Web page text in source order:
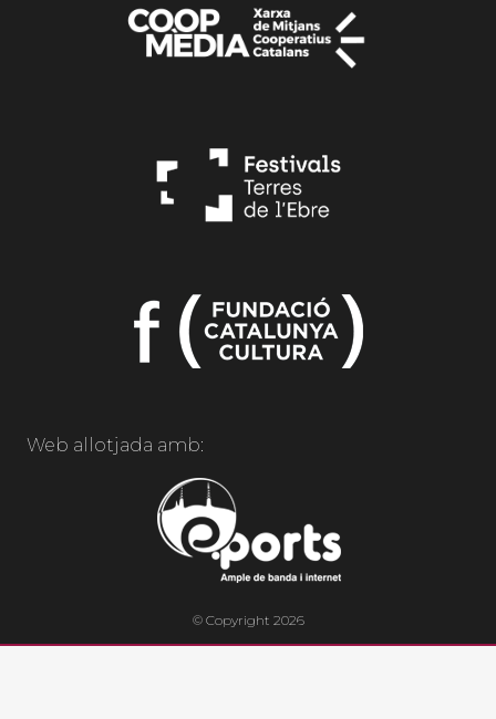
Web allotjada amb:
© Copyright 2026